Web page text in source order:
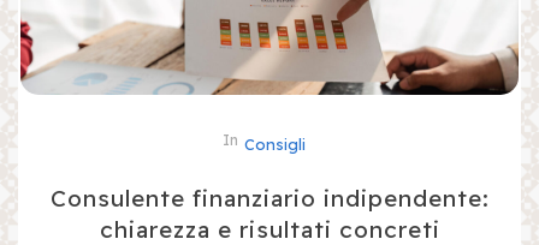
In Consigli
Consulente finanziario indipendente:
chiarezza e risultati concreti